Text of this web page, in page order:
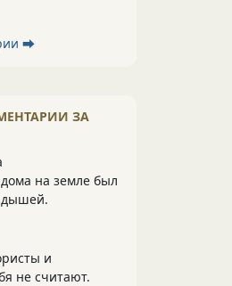
⮕
ЗА
на земле был
и
не считают.